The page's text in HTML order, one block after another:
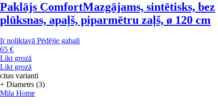
Paklājs ComfortMazgājams, sintētisks, bez
plūksnas, apaļš, piparmētru zaļš, ø 120 cm
Ir noliktavā Pēdējie gabali
65 €
Likt grozā
Likt grozā
citas varianti
+ Diametrs (3)
Mila Home